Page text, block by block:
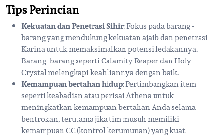
Tips Perincian
Kekuatan dan Penetrasi Sihir: Fokus pada barang -
barang yang mendukung kekuatan ajaib dan penetrasi
Karina untuk memaksimalkan potensi ledakannya.
Barang -barang seperti Calamity Reaper dan Holy
Crystal melengkapi keahliannya dengan baik.
Kemampuan bertahan hidup: Pertimbangkan item
seperti keabadian atau perisai Athena untuk
meningkatkan kemampuan bertahan Anda selama
bentrokan, terutama jika tim musuh memiliki
kemampuan CC (kontrol kerumunan) yang kuat.